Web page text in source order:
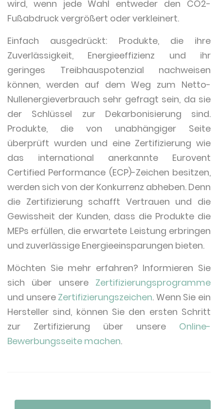
wird, wenn jede Wahl entweder den CO2-
Fußabdruck vergrößert oder verkleinert.
Einfach ausgedrückt: Produkte, die ihre
Zuverlässigkeit, Energieeffizienz und ihr
geringes Treibhauspotenzial nachweisen
können, werden auf dem Weg zum Netto-
Nullenergieverbrauch sehr gefragt sein, da sie
der Schlüssel zur Dekarbonisierung sind.
Produkte, die von unabhängiger Seite
überprüft wurden und eine Zertifizierung wie
das international anerkannte Eurovent
Certified Performance (ECP)-Zeichen besitzen,
werden sich von der Konkurrenz abheben. Denn
die Zertifizierung schafft Vertrauen und die
Gewissheit der Kunden, dass die Produkte die
MEPs erfüllen, die erwartete Leistung erbringen
und zuverlässige Energieeinsparungen bieten.
Möchten Sie mehr erfahren? Informieren Sie
sich über unsere Zertifizierungsprogramme
und unsere Zertifizierungszeichen. Wenn Sie ein
Hersteller sind, können Sie den ersten Schritt
zur Zertifizierung über unsere Online-
Bewerbungsseite machen.